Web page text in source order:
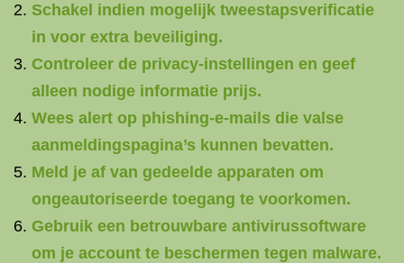
Schakel indien mogelijk tweestapsverificatie
in voor extra beveiliging.
Controleer de privacy-instellingen en geef
alleen nodige informatie prijs.
Wees alert op phishing-e-mails die valse
aanmeldingspagina’s kunnen bevatten.
Meld je af van gedeelde apparaten om
ongeautoriseerde toegang te voorkomen.
Gebruik een betrouwbare antivirussoftware
om je account te beschermen tegen malware.